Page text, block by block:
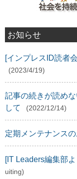
お知らせ
[インプレスID読者
(2023/4/19)
記事の続きが読め
して
(2022/12/14)
定期メンテナンス
[IT Leaders編集部
uiting)